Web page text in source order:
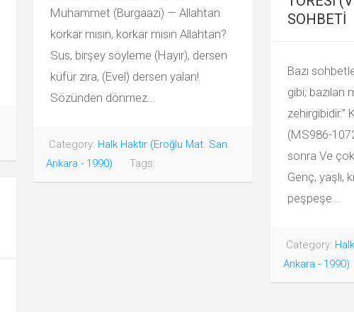
Muhammet (Burgaazi) — Allahtan
korkar mısın, korkar mısın Allahtan?
Sus, birşey söyleme (Hayır), dersen
küfür zira, (Evel) dersen yalan!
Sözünden dönmez...
Category: Halk Haktır (Eroğlu Mat. San.
Ankara - 1990)
Tags:
SOHBETİ
Bazı
gibi; bazılan
zehirgibidir.”
(MS986-
sonra Ve
Genç, yaşlı,
peşpeşe...
Category:
Ankara - 1990)